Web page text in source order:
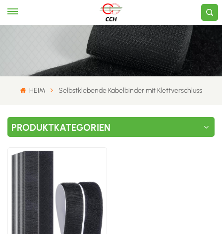
HEIM Selbstklebende Kabelbinder mit Klettverschluss
PRODUKTKATEGORIEN